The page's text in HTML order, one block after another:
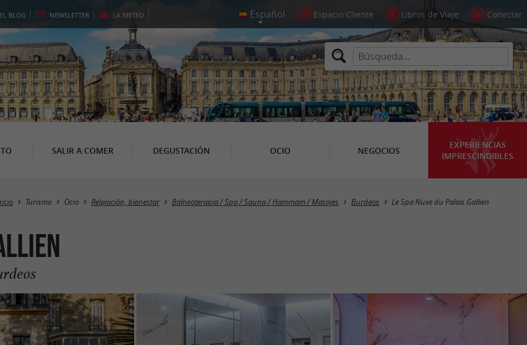
EL BLOG NEWSLETTER LA METEO Espacio Cliente Libros de Viaje Conectar
SALIR A COMER DEGUSTACIÓN OCIO NEGOCIOS
EXPERIENCIAS
IMPRESCINDIBLES
Turismo Ocio Relajación, bienestar Balneoterapia / Spa / Sauna / Hammam / Masajes Burdeos Le Spa Nuxe du Palais Gallien